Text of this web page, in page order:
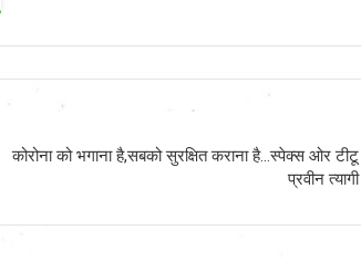
कोरोना को भगाना है,सबको सुरक्षित कराना है…स्पेक्स ओर टीटू
प्रवीन त्यागी